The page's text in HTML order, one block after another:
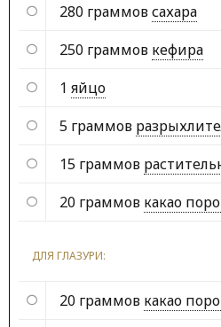
280 граммовсахара
250 граммов кефира
1 яйцо
5 граммов
15 граммов
20 граммов какао
ДЛЯ ГЛАЗУРИ:
20 граммов какао